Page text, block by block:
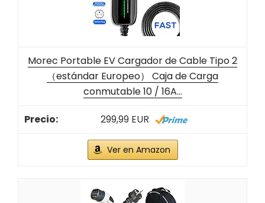
Morec Portable EV Cargador de Cable Tipo 2
（estándar Europeo） Caja de Carga
conmutable 10 / 16A...
299,99 EUR
Ver en Amazon